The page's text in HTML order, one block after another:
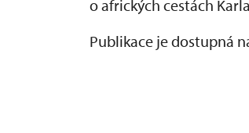
o afrických cestách
Publikace je dostupná